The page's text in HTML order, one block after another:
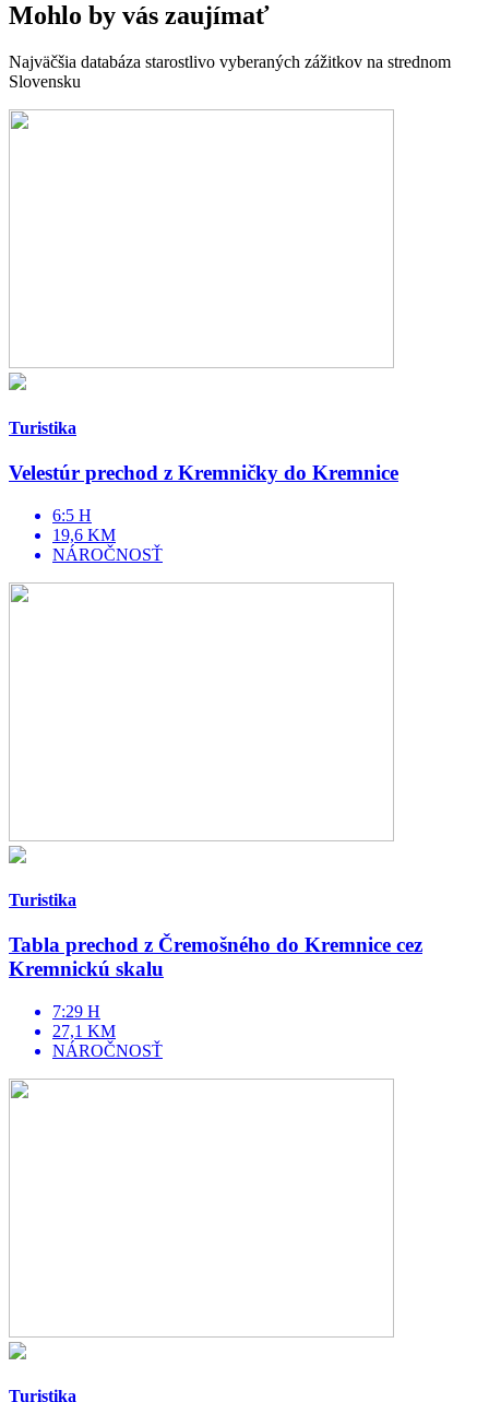
Mohlo by vás zaujímať
Najväčšia databáza starostlivo vyberaných zážitkov na strednom
Slovensku
Turistika
Velestúr prechod z Kremničky do Kremnice
6:5 H
19,6 KM
NÁROČNOSŤ
Turistika
Tabla prechod z Čremošného do Kremnice cez
Kremnickú skalu
7:29 H
27,1 KM
NÁROČNOSŤ
Turistika